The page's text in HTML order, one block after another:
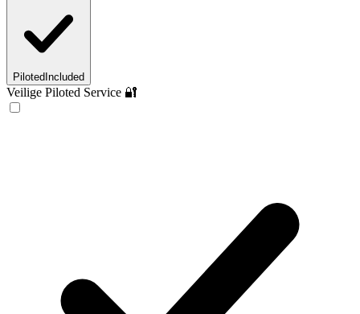
Piloted Included
Veilige Piloted Service 🔐